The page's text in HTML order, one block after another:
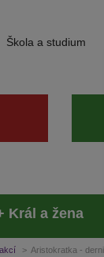
Škola a studium
Král a žena
Aristokratka -